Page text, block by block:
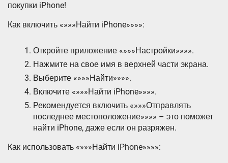
покупки iPhone!
Как включить «»»»Найти iPhone»»»»:
Откройте приложение «»»»Настройки»»»».
Нажмите на свое имя в верхней части экрана.
Выберите «»»»Найти»»»».
Включите «»»»Найти iPhone»»»».
Рекомендуется включить «»»»Отправлять
последнее местоположение»»»» – это поможет
найти iPhone, даже если он разряжен.
Как использовать «»»»Найти iPhone»»»»: